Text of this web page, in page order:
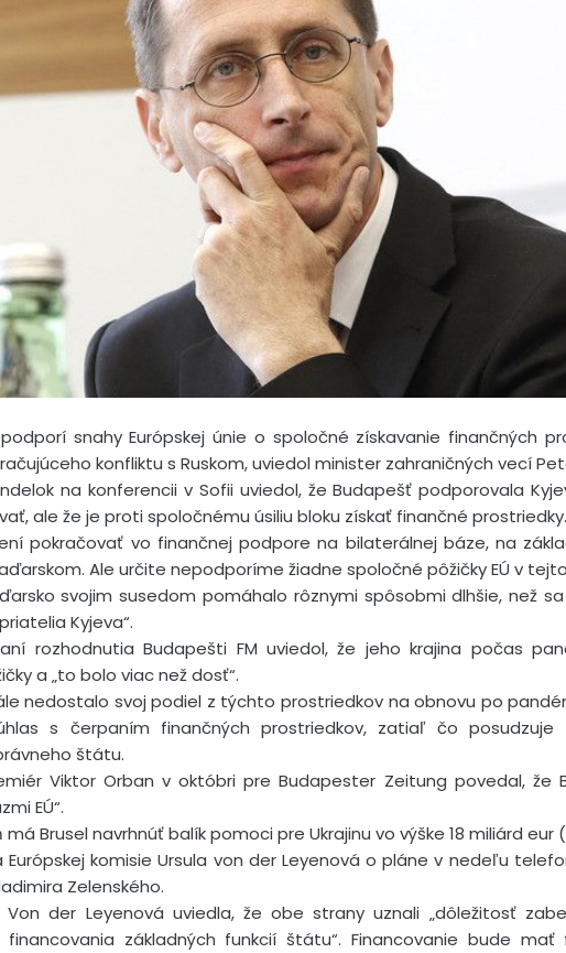
snahy Európskej únie o spoločné získavanie finančných
konfliktu s Ruskom, uviedol minister zahraničných vecí
na konferencii v Sofii uviedol, že Budapešť podporovala
ale že je proti spoločnému úsiliu bloku získať finančné prostriedky.
pokračovať vo finančnej podpore na bilaterálnej báze, na
Ale určite nepodporíme žiadne spoločné pôžičky EÚ v
svojim susedom pomáhalo rôznymi spôsobmi dlhšie, než
Kyjeva“.
rozhodnutia Budapešti FM uviedol, že jeho krajina počas
a „to bolo viac než dosť“.
nedostalo svoj podiel z týchto prostriedkov na obnovu po
s čerpaním finančných prostriedkov, zatiaľ čo posudzuje
štátu.
Viktor Orban v októbri pre Budapester Zeitung povedal, že
EÚ“.
Brusel navrhnúť balík pomoci pre Ukrajinu vo výške 18 miliárd eur
Európskej komisie Ursula von der Leyenová o pláne v nedeľu
Zelenského.
Von der Leyenová uviedla, že obe strany uznali „dôležitosť
financovania základných funkcií štátu“. Financovanie bude mať